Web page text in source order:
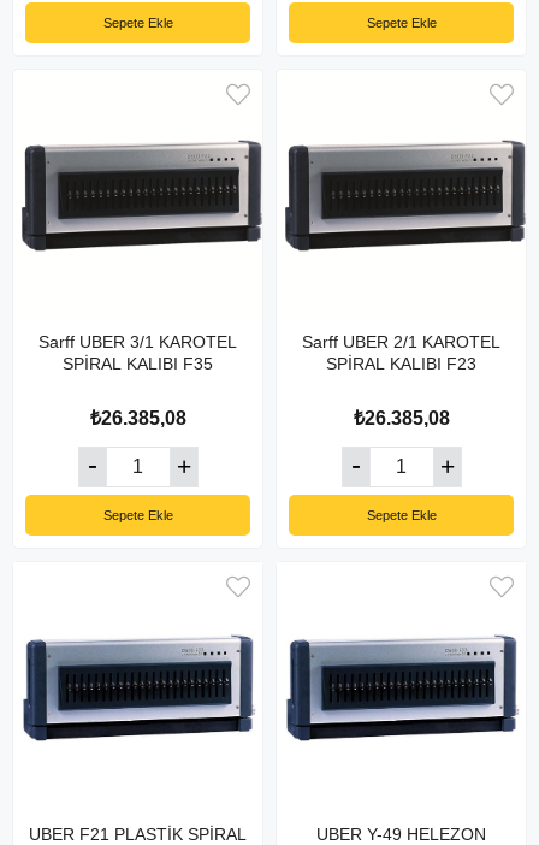
Sepete Ekle Sepete Ekle
Sarff UBER 3/1 KAROTEL
SPİRAL KALIBI F35
₺26.385,08
Sepete Ekle
Sarff UBER 2/1 KAROTEL
SPİRAL KALIBI F23
₺26.385,08
Sepete Ekle
UBER F21 PLASTİK SPİRAL
UBER Y-49 HELEZON